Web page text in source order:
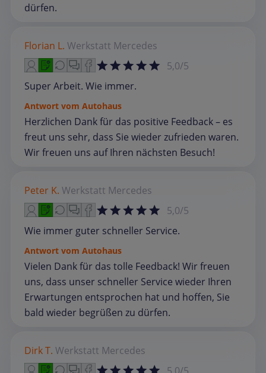
dürfen.
Florian L. Werkstatt Mercedes
5,0/5
Super Arbeit. Wie immer.
Antwort vom Autohaus
Herzlichen Dank für das positive Feedback – es
freut uns sehr, dass Sie wieder zufrieden waren.
Wir freuen uns auf Ihren nächsten Besuch!
Peter K. Werkstatt Mercedes
5,0/5
Wie immer guter schneller Service.
Antwort vom Autohaus
Vielen Dank für das tolle Feedback! Wir freuen
uns, dass unser schneller Service wieder Ihren
Erwartungen entsprochen hat und hoffen, Sie
bald wieder begrüßen zu dürfen.
Dirk T. Werkstatt Mercedes